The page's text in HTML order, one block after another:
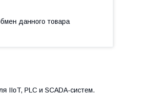
данного товара
IIoT, PLC и SCADA-систем.